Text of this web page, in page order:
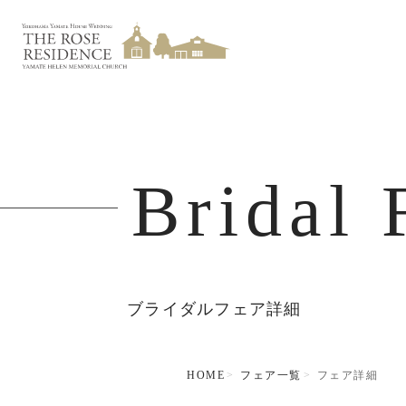
Bridal
ブライダルフェア詳細
HOME フェア一覧 フェア詳細